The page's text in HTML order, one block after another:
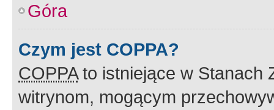
Góra
Czym jest COPPA?
COPPAto istniejące w Stanach
witrynom, mogącym